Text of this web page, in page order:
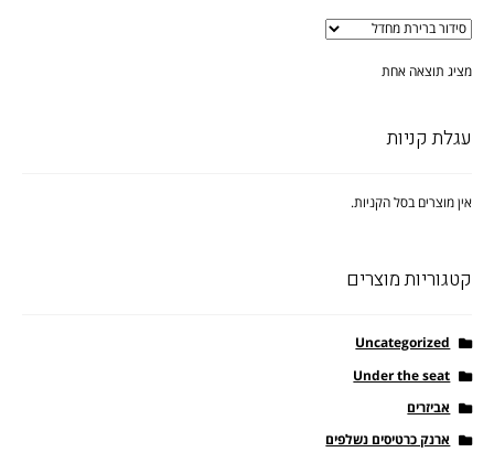
מציג תוצאה אחת
עגלת קניות
אין מוצרים בסל הקניות.
קטגוריות מוצרים
Uncategorized
Under the seat
אביזרים
ארנק כרטיסים נשלפים